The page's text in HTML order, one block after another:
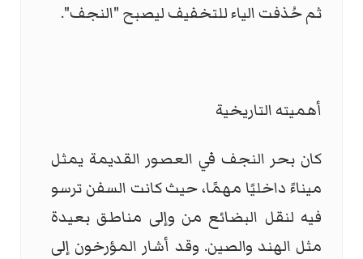
ثم حُذفت الياء للتخفيف ليصبح "النجف".
أهميته التاريخية
كان بحر النجف في العصور القديمة يمثل
ميناءً داخليًا مهمًا، حيث كانت السفن ترسو
فيه لنقل البضائع من وإلى مناطق بعيدة
مثل الهند والصين. وقد أشار المؤرخون إلى